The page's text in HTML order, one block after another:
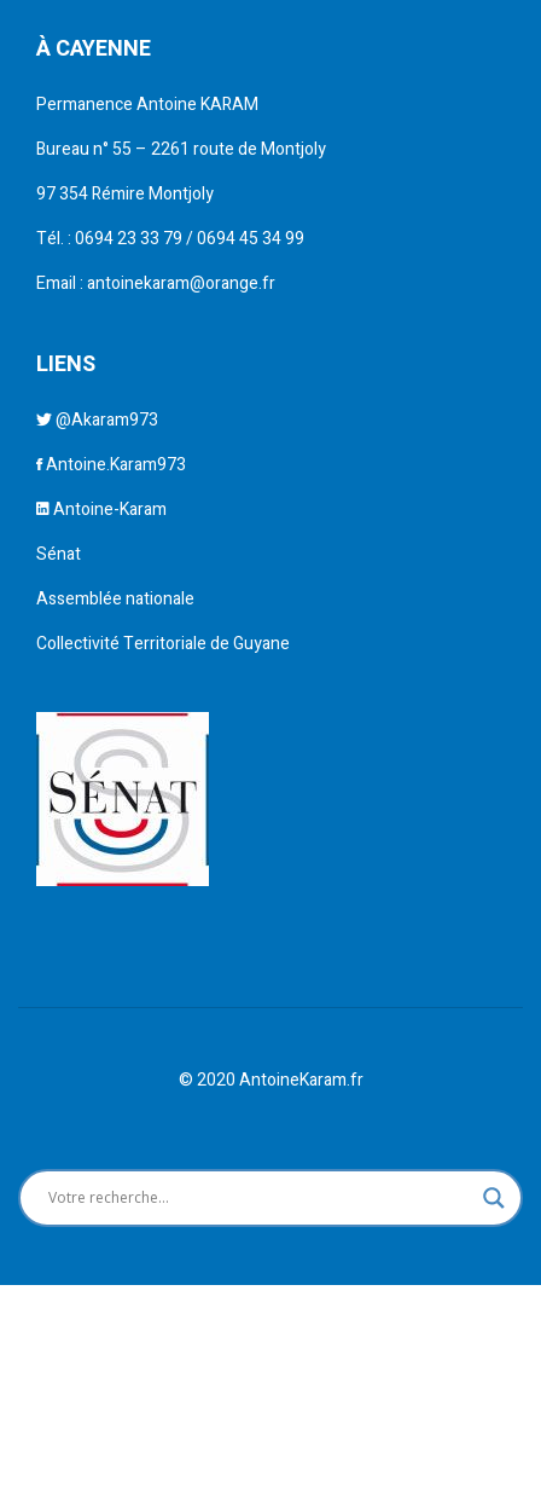
À CAYENNE
Permanence Antoine KARAM
Bureau n° 55 – 2261 route de Montjoly
97 354 Rémire Montjoly
Tél. : 0694 23 33 79 / 0694 45 34 99
Email : antoinekaram@orange.fr
LIENS
@Akaram973
Antoine.Karam973
Antoine-Karam
Sénat
Assemblée nationale
Collectivité Territoriale de Guyane
© 2020 AntoineKaram.fr